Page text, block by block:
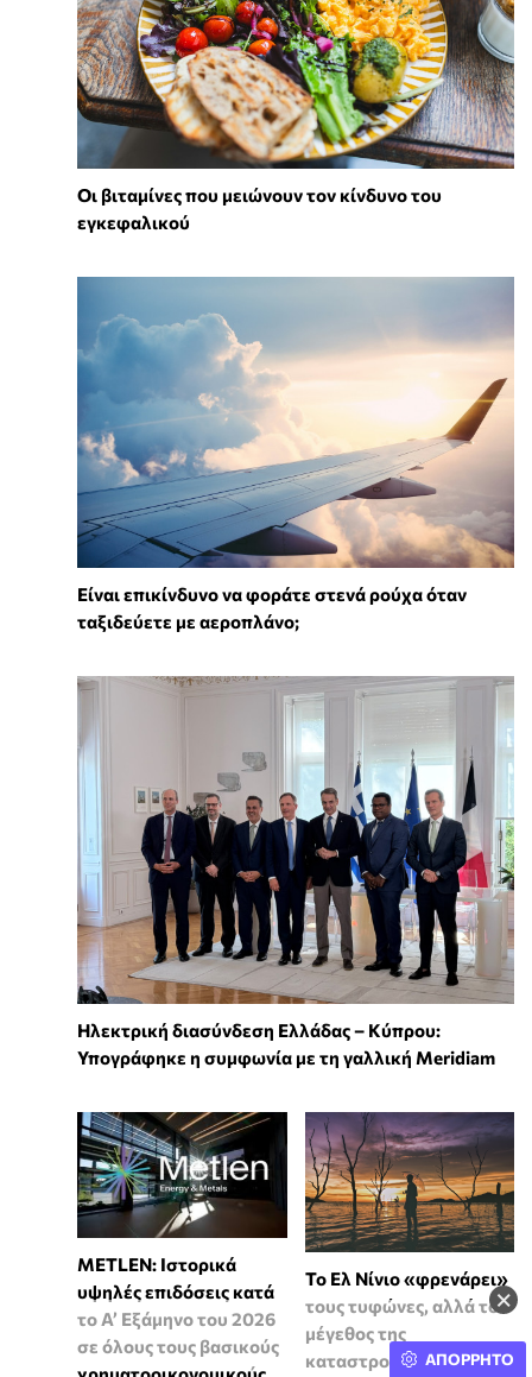
×
Οι βιταμίνες που μειώνουν τον κίνδυνο του
εγκεφαλικού
⁠Είναι επικίνδυνο να φοράτε στενά ρούχα όταν
ταξιδεύετε με αεροπλάνο;
Ηλεκτρική διασύνδεση Ελλάδας – Κύπρου:
Υπογράφηκε η συμφωνία με τη γαλλική Meridiam
METLEN: Ιστορικά
υψηλές επιδόσεις κατά
το Α’ Εξάμηνο του 2026
σε όλους τους βασικούς
Το Ελ Νίνιο «φρενάρει»
τους τυφώνες, αλλά το
μέγεθος της
καταστροφής μπορεί να
ΑΠΟΡΡΗΤΟ